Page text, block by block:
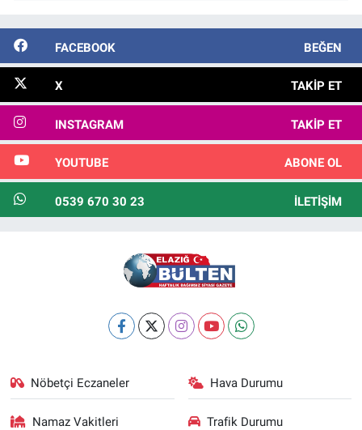
FACEBOOK BEĞEN
X TAKIP ET
INSTAGRAM TAKIP ET
YOUTUBE ABONE OL
0539 670 30 23 İLETIŞIM
Nöbetçi Eczaneler Hava Durumu
Namaz Vakitleri Trafik Durumu